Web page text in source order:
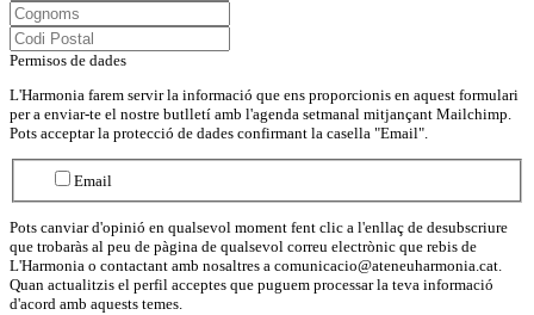
Permisos de dades
L'Harmonia farem servir la informació que ens proporcionis en aquest formulari
per a enviar-te el nostre butlletí amb l'agenda setmanal mitjançant Mailchimp.
Pots acceptar la protecció de dades confirmant la casella "Email".
Email
Pots canviar d'opinió en qualsevol moment fent clic a l'enllaç de desubscriure
que trobaràs al peu de pàgina de qualsevol correu electrònic que rebis de
L'Harmonia o contactant amb nosaltres a comunicacio@ateneuharmonia.cat.
Quan actualitzis el perfil acceptes que puguem processar la teva informació
d'acord amb aquests temes.